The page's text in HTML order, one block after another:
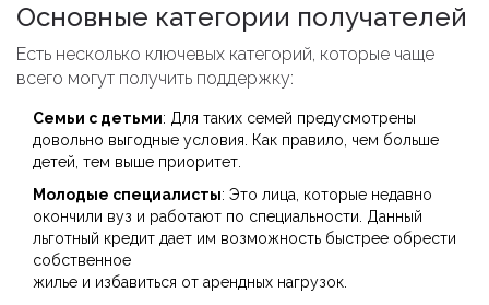
Основные категории получателей
Есть несколько ключевых категорий, которые чаще
всего могут получить поддержку:
Семьи с детьми: Для таких семей предусмотрены
довольно выгодные условия. Как правило, чем больше
детей, тем выше приоритет.
Молодые специалисты: Это лица, которые недавно
окончили вуз и работают по специальности. Данный
льготный кредит дает им возможность быстрее обрести
собственное
жилье и избавиться от арендных нагрузок.